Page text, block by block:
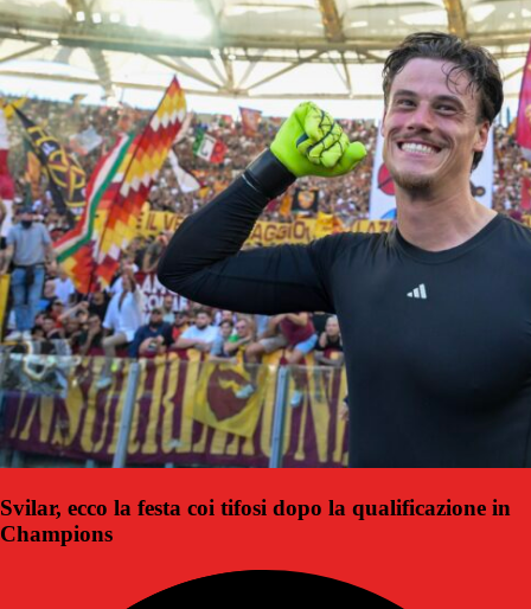
Svilar, ecco la festa coi tifosi dopo la qualificazione in
Champions